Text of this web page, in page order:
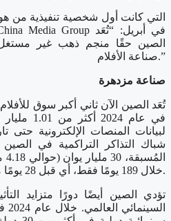
الصين حقًا منجم ذهب غير
صناعة الأفلام.”
صناعة مزدهرة
تُعَد الصين الآن ثاني أكبر سوق
في عام
خلال 189 يومًا فقط، أي قبل 28 يومًا مقارنةً بالعام الماضي.
تؤدي الصين أيضًا دورًا متزايد